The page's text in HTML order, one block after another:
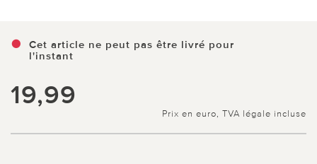
Cet article ne peut pas être livré pour
l'instant
19,99
Prix en euro, TVA légale incluse